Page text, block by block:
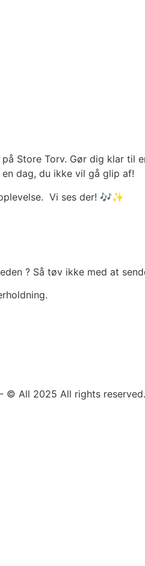
Store Torv. Gør dig klar
dag, du ikke vil gå glip af!
Vi ses der! 🎶✨
? Så tøv ikke med at
- © All 2025 All rights reserved.